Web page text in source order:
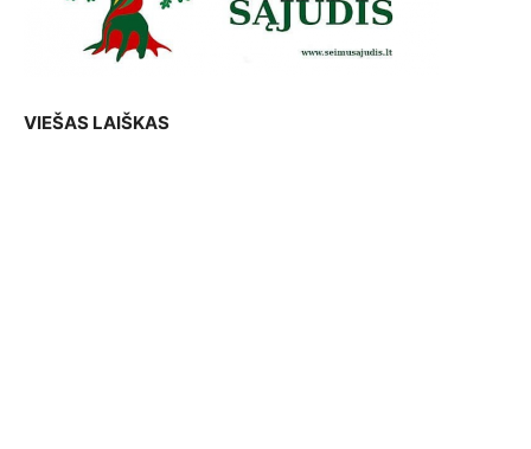
VIEŠAS LAIŠKAS